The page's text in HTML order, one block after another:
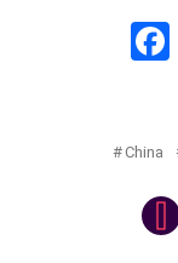
China